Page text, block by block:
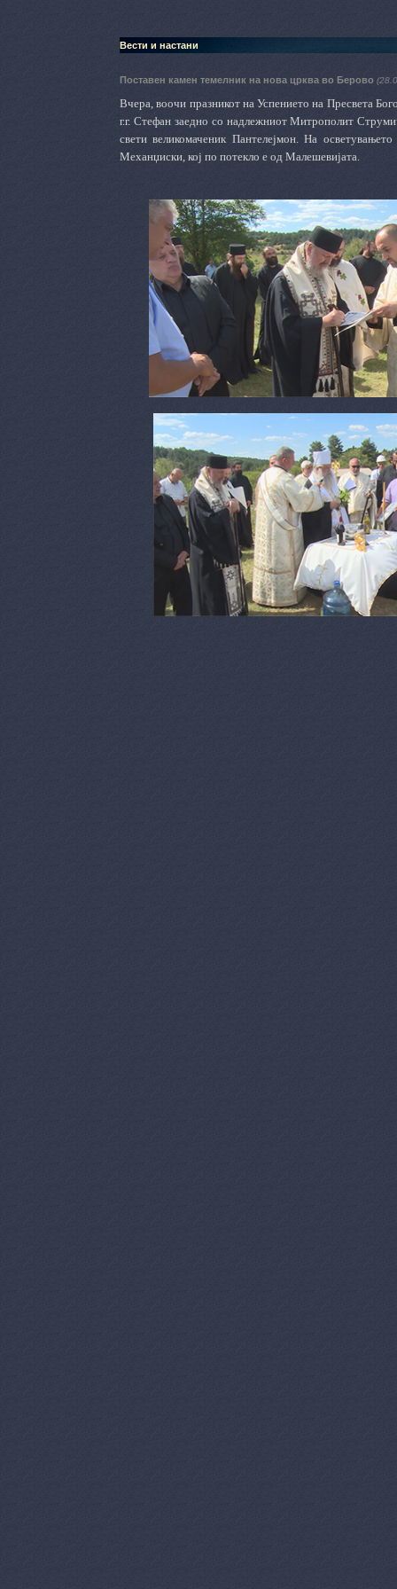
Вести и настани
Поставен камен темелник на новa црква во Берово
Вчера, воочи празникот на Успението на Пресвета
г.г. Стефан заедно со надлежниот Митрополит
свети великомаченик Пантелејмон. На
Механџиски, кој по потекло е од Малешевијата.